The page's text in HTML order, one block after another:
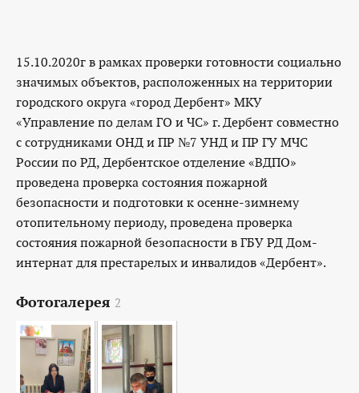
15.10.2020г в рамках проверки готовности социально
значимых объектов, расположенных на территории
городского округа «город Дербент» МКУ
«Управление по делам ГО и ЧС» г. Дербент совместно
с сотрудниками ОНД и ПР №7 УНД и ПР ГУ МЧС
России по РД, Дербентское отделение «ВДПО»
проведена проверка состояния пожарной
безопасности и подготовки к осенне-зимнему
отопительному периоду, проведена проверка
состояния пожарной безопасности в ГБУ РД Дом-
интернат для престарелых и инвалидов «Дербент».
Фотогалерея 2